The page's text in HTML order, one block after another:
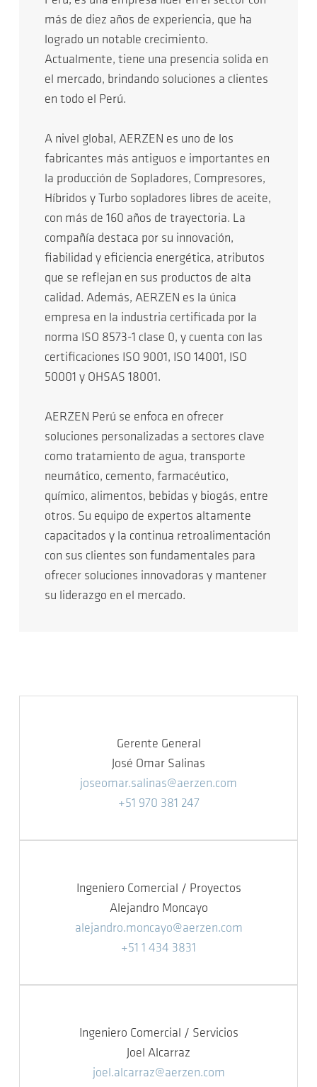
más de diez años de experiencia, que ha
logrado un notable crecimiento.
Actualmente, tiene una presencia solida en
el mercado, brindando soluciones a clientes
en todo el Perú.
A nivel global, AERZEN es uno de los
fabricantes más antiguos e importantes en
la producción de Sopladores, Compresores,
Híbridos y Turbo sopladores libres de aceite,
con más de 160 años de trayectoria. La
compañía destaca por su innovación,
fiabilidad y eficiencia energética, atributos
que se reflejan en sus productos de alta
calidad. Además, AERZEN es la única
empresa en la industria certificada por la
norma ISO 8573-1 clase 0, y cuenta con las
certificaciones ISO 9001, ISO 14001, ISO
50001 y OHSAS 18001.
AERZEN Perú se enfoca en ofrecer
soluciones personalizadas a sectores clave
como tratamiento de agua, transporte
neumático, cemento, farmacéutico,
químico, alimentos, bebidas y biogás, entre
otros. Su equipo de expertos altamente
capacitados y la continua retroalimentación
con sus clientes son fundamentales para
ofrecer soluciones innovadoras y mantener
su liderazgo en el mercado.
Gerente General
José Omar Salinas
joseomar.salinas@aerzen.com
+51 970 381 247
Ingeniero Comercial / Proyectos
Alejandro Moncayo
alejandro.moncayo@aerzen.com
+51 1 434 3831
Ingeniero Comercial / Servicios
Joel Alcarraz
joel.alcarraz@aerzen.com